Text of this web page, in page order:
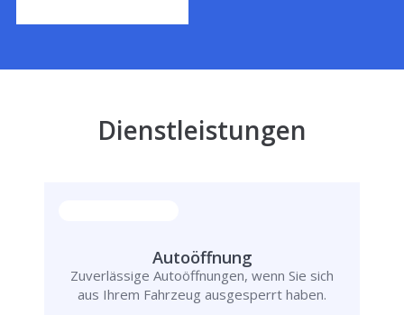
Dienstleistungen
Autoöffnung
Zuverlässige Autoöffnungen, wenn Sie sich
aus Ihrem Fahrzeug ausgesperrt haben.